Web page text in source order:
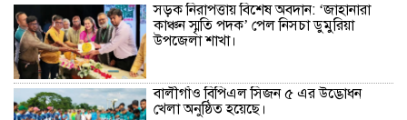
সড়ক নিরাপত্তায় বিশেষ অবদান: ‘জাহানারা
কাঞ্চন স্মৃতি পদক’ পেল নিসচা ডুমুরিয়া
উপজেলা শাখা।
বালীগাঁও বিপিএল সিজন ৫ এর উদ্ভোধন
খেলা অনুষ্ঠিত হয়েছে।